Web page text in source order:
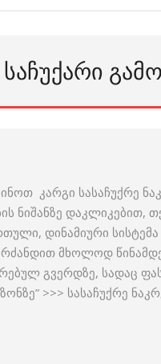
ᲡᲐᲩᲣᲥᲐᲠᲘ
კარგი სასაჩუქრე
ნიშანზე დაკლიკებით,
დინამიური
მხოლოდ
გვერდზე, სადაც
>>> სასაჩუქრე